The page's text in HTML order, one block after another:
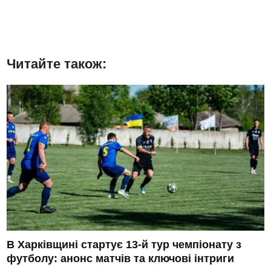
Читайте також:
В Харківщині стартує 13-й тур чемпіонату з
футболу: анонс матчів та ключові інтриги